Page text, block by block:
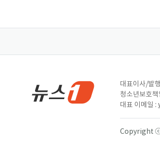
대표이사/발
청소년보호책
대표 이메일 :
Copyright ⓒ